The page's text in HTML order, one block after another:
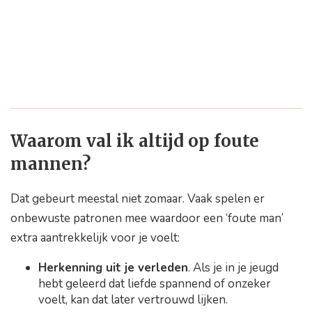
Waarom val ik altijd op foute
mannen?
Dat gebeurt meestal niet zomaar. Vaak spelen er
onbewuste patronen mee waardoor een ‘foute man’
extra aantrekkelijk voor je voelt:
Herkenning uit je verleden. Als je in je jeugd
hebt geleerd dat liefde spannend of onzeker
voelt, kan dat later vertrouwd lijken.